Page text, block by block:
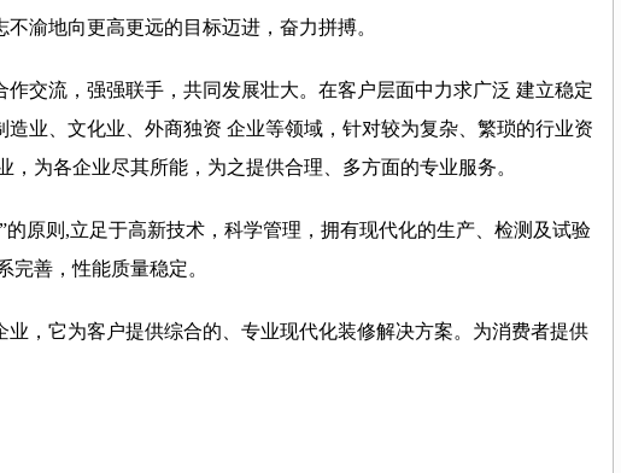
渝地向更高更远的目标迈进，奋力拼搏。
交流，强强联手，共同发展壮大。在客户层面中力求广泛 建立稳定
业、文化业、外商独资 企业等领域，针对较为复杂、繁琐的行业资
为各企业尽其所能，为之提供合理、多方面的专业服务。
原则,立足于高新技术，科学管理，拥有现代化的生产、检测及试验
善，性能质量稳定。
，它为客户提供综合的、专业现代化装修解决方案。为消费者提供